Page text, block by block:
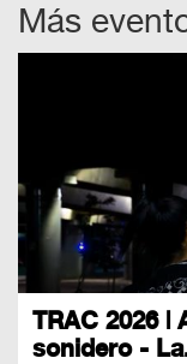
Más
TRAC 2026 |
sonidero -